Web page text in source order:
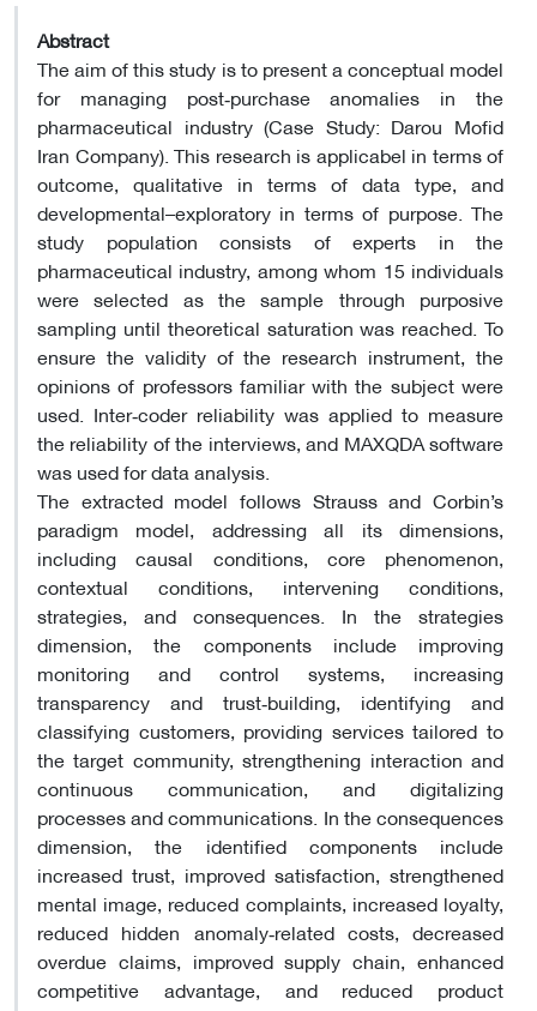
Abstract
The aim of this study is to present a conceptual model
for managing post‑purchase anomalies in the
pharmaceutical industry (Case Study: Darou Mofid
Iran Company). This research is applicabel in terms of
outcome, qualitative in terms of data type, and
developmental–exploratory in terms of purpose. The
study population consists of experts in the
pharmaceutical industry, among whom 15 individuals
were selected as the sample through purposive
sampling until theoretical saturation was reached. To
ensure the validity of the research instrument, the
opinions of professors familiar with the subject were
used. Inter‑coder reliability was applied to measure
the reliability of the interviews, and MAXQDA software
was used for data analysis.
The extracted model follows Strauss and Corbin’s
paradigm model, addressing all its dimensions,
including causal conditions, core phenomenon,
contextual conditions, intervening conditions,
strategies, and consequences. In the strategies
dimension, the components include improving
monitoring and control systems, increasing
transparency and trust‑building, identifying and
classifying customers, providing services tailored to
the target community, strengthening interaction and
continuous communication, and digitalizing
processes and communications. In the consequences
dimension, the identified components include
increased trust, improved satisfaction, strengthened
mental image, reduced complaints, increased loyalty,
reduced hidden anomaly‑related costs, decreased
overdue claims, improved supply chain, enhanced
competitive advantage, and reduced product